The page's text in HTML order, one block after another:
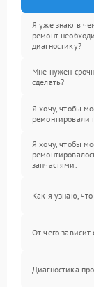
Я уже знаю в
ремонт
диагностику?
Мне нужен
сделать?
Я хочу, чтобы
ремонтировали
Я хочу, чтобы
запчастями.
Как я узнаю,
От чего
Диагностика